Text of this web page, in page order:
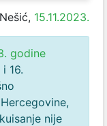
15.11.2023.
godine
16.
nije